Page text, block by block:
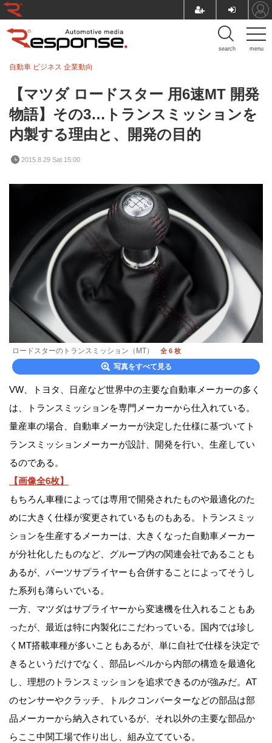
menu
search
【マツダ ロードスター 用6速MT 開発
物語】その3…トランスミッションを
内製する理由と、開発の目的
自動車 ビジネス 企業動向
2015.8.29 Sat 15:00
ロードスターのトランスミッション（MT） 全 6 枚
写真をすべて見る
VW、トヨタ、日産など世界中の主要な自動車メーカーの多く
は、トランスミッションを専門メーカーから仕入れている。
量産車の場合、自動車メーカーが決定した仕様に基づいてト
ランスミッションメーカーが設計、開発を行い、生産してい
るのである。
【画像全6枚】
もちろん車種によっては専用で開発されたものや最適化のた
めに大きく仕様が変更されているものもある。トランスミッ
ションを生産するメーカーは、大きくなった自動車メーカー
が分社化したものなど、グループ内の関連会社であることも
あるが、パーツサプライヤーも合併することによってそうし
た系列も薄らいでいる。
一方、マツダはサプライヤーから変速機を仕入れることもあ
ったが、最近は特に内製化にこだわっている。国内では珍し
くMT搭載車種が多いこともあるが、単に自社で仕様を決定で
きるというだけでなく、部品レベルから内部の構造を最適化
し、理想のトランスミッションを追求できるのが強みだ。AT
のセンサーやクラッチ、トルクコンバーターなどの部品は部
品メーカーから納入されているが、それ以外の主要な部品か
らここ中関工場で作り出し、組み立てている。